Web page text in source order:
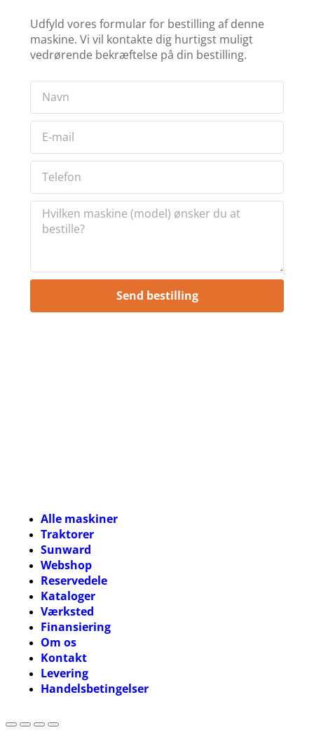
Udfyld vores formular for bestilling af denne
maskine. Vi vil kontakte dig hurtigst muligt
vedrørende bekræftelse på din bestilling.
Send bestilling
Alle maskiner
Traktorer
Sunward
Webshop
Reservedele
Kataloger
Værksted
Finansiering
Om os
Kontakt
Levering
Handelsbetingelser